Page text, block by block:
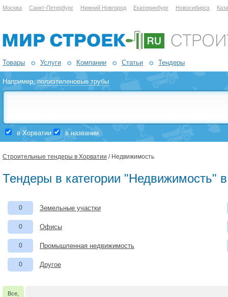
Москва Санкт-Петербург Нижний Новгород Екатеринбург Новосибирск
Товары Услуги Компании Статьи Тендеры
Например,полиэтиленовые трубы
в Хорватии в названии
Строительные тендеры в Хорватии / Недвижимость
Тендеры в категории "Недвижимость"
0 Земельные участки
0 Офисы
0 Промышленная недвижимость
0 Другое
Все,